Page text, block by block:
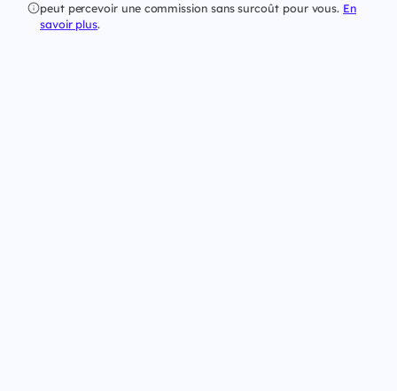
peut percevoir une commission sans surcoût pour vous. En
savoir plus.